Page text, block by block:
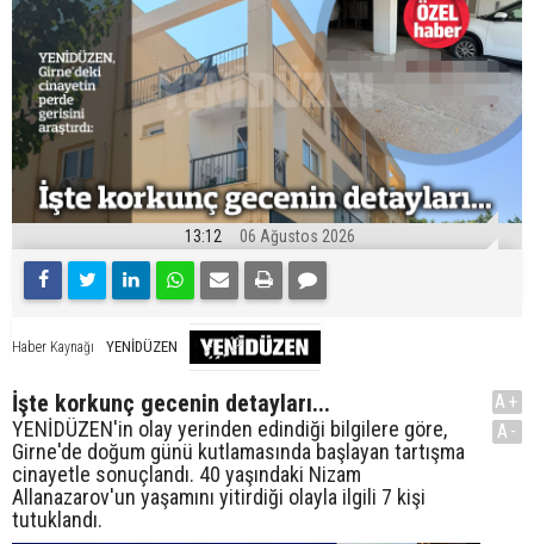
13:12 06 Ağustos 2026
Haber Kaynağı YENİDÜZEN
İşte korkunç gecenin detayları...
YENİDÜZEN'in olay yerinden edindiği bilgilere göre,
Girne'de doğum günü kutlamasında başlayan tartışma
cinayetle sonuçlandı. 40 yaşındaki Nizam
Allanazarov'un yaşamını yitirdiği olayla ilgili 7 kişi
tutuklandı.
A+
A-